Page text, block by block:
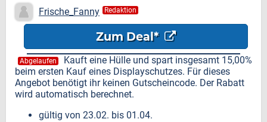
Displayschutzes
Frische_Fanny Redaktion
Zum Deal*
Abgelaufen
Kauft eine Hülle und spart insgesamt 15,00%
beim ersten Kauf eines Displayschutzes. Für dieses
Angebot benötigt ihr keinen Gutscheincode. Der Rabatt
wird automatisch berechnet.
gültig von 23.02. bis 01.04.